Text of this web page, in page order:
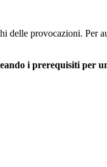
delle provocazioni. Per
i prerequisiti per